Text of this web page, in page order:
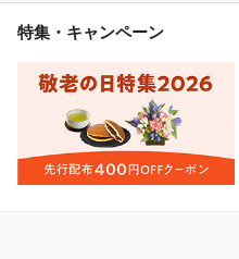
特集・キャンペーン